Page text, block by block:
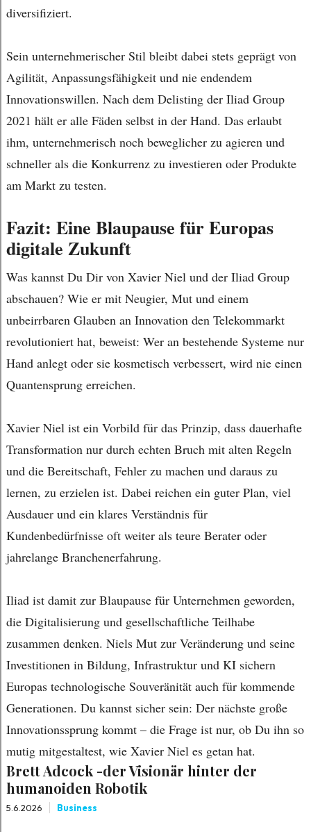
diversifiziert.
Sein unternehmerischer Stil bleibt dabei stets geprägt von
Agilität, Anpassungsfähigkeit und nie endendem
Innovationswillen. Nach dem Delisting der Iliad Group
2021 hält er alle Fäden selbst in der Hand. Das erlaubt
ihm, unternehmerisch noch beweglicher zu agieren und
schneller als die Konkurrenz zu investieren oder Produkte
am Markt zu testen.
Fazit: Eine Blaupause für Europas
digitale Zukunft
Was kannst Du Dir von Xavier Niel und der Iliad Group
abschauen? Wie er mit Neugier, Mut und einem
unbeirrbaren Glauben an Innovation den Telekommarkt
revolutioniert hat, beweist: Wer an bestehende Systeme nur
Hand anlegt oder sie kosmetisch verbessert, wird nie einen
Quantensprung erreichen.
Xavier Niel ist ein Vorbild für das Prinzip, dass dauerhafte
Transformation nur durch echten Bruch mit alten Regeln
und die Bereitschaft, Fehler zu machen und daraus zu
lernen, zu erzielen ist. Dabei reichen ein guter Plan, viel
Ausdauer und ein klares Verständnis für
Kundenbedürfnisse oft weiter als teure Berater oder
jahrelange Branchenerfahrung.
Iliad ist damit zur Blaupause für Unternehmen geworden,
die Digitalisierung und gesellschaftliche Teilhabe
zusammen denken. Niels Mut zur Veränderung und seine
Investitionen in Bildung, Infrastruktur und KI sichern
Europas technologische Souveränität auch für kommende
Generationen. Du kannst sicher sein: Der nächste große
Innovationssprung kommt – die Frage ist nur, ob Du ihn so
mutig mitgestaltest, wie Xavier Niel es getan hat.
Brett Adcock -der Visionär hinter der
humanoiden Robotik
5.6.2026 Business